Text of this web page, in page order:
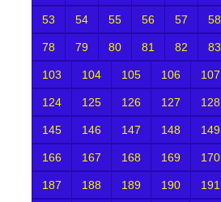
53 54 55 56 57 58
78 79 80 81 82 83
103 104 105 106 107
124 125 126 127 128
145 146 147 148 149
166 167 168 169 170
187 188 189 190 191